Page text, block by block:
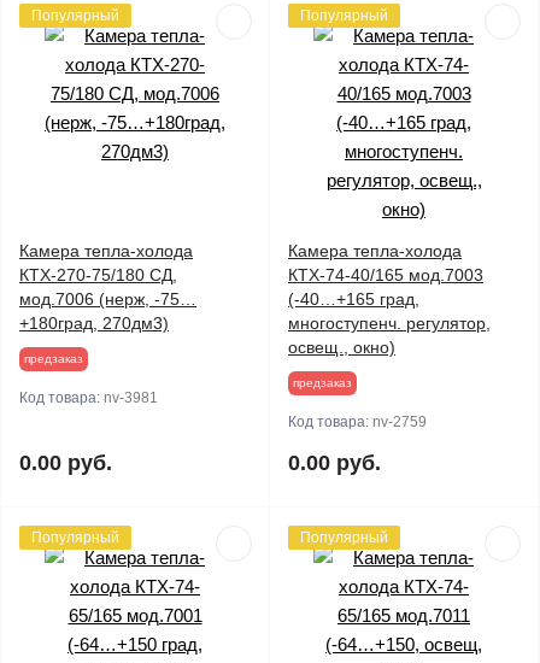
Популярный
Камера тепла-холода
КТХ-270-75/180 СД,
мод.7006 (нерж, -75…
+180град, 270дм3)
предзаказ
Код товара: nv-3981
0.00 руб.
Популярный
Камера тепла-холода
КТХ-74-40/165 мод.7003
(-40…+165 град,
многоступенч. регулятор,
освещ., окно)
предзаказ
Код товара: nv-2759
0.00 руб.
Популярный Популярный